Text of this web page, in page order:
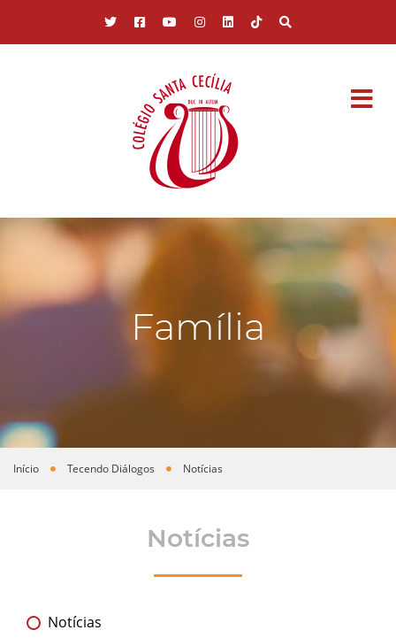
Família
Você está aqui
Início Tecendo Diálogos Notícias
Notícias
Notícias